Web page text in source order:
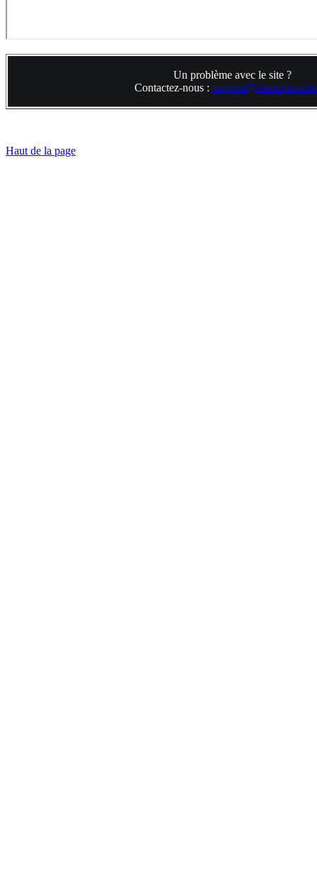
Un problème avec le site ?
Contactez-nous :
Haut de la page